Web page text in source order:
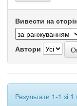
Вивести на
Автори
Результати 1-1 зі